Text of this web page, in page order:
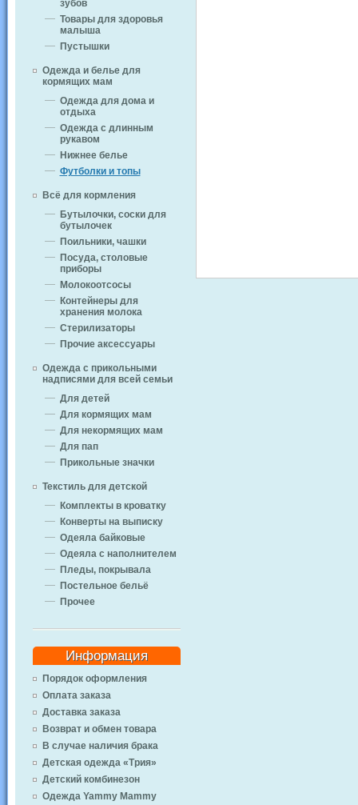
зубов
Товары для здоровья
малыша
Пустышки
Одежда и белье для
кормящих мам
Одежда для дома и
отдыха
Одежда с длинным
рукавом
Нижнее белье
Футболки и топы
Всё для кормления
Бутылочки, соски для
бутылочек
Поильники, чашки
Посуда, столовые
приборы
Молокоотсосы
Контейнеры для
хранения молока
Стерилизаторы
Прочие аксессуары
Одежда с прикольными
надписями для всей семьи
Для детей
Для кормящих мам
Для некормящих мам
Для пап
Прикольные значки
Текстиль для детской
Комплекты в кроватку
Конверты на выписку
Одеяла байковые
Одеяла с наполнителем
Пледы, покрывала
Постельное бельё
Прочее
Информация
Порядок оформления
Оплата заказа
Доставка заказа
Возврат и обмен товара
В случае наличия брака
Детская одежда «Трия»
Детский комбинезон
Одежда Yammy Mammy